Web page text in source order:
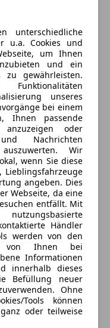
unterschiedliche
u.a. Cookies und
um Ihnen
und ein
zu gewährleisten.
unseres
bei einem
Ihnen passende
oder
Nachrichten
Wir
wenn Sie diese
Lieblingsfahrzeuge
angeben. Dies
Webseite, da eine
entfällt. Mit
Händler
werden von den
von Ihnen bei
Informationen
innerhalb dieses
Befüllung neuer
Ohne
Tools können
oder teilweise